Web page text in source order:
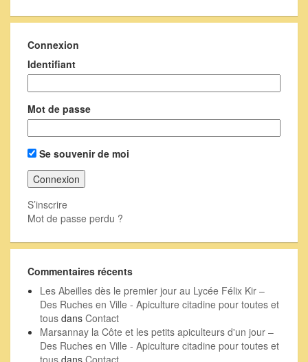
Connexion
Identifiant
Mot de passe
Se souvenir de moi
S’inscrire
Mot de passe perdu ?
Commentaires récents
Les Abeilles dès le premier jour au Lycée Félix Kir –
Des Ruches en Ville - Apiculture citadine pour toutes et
tous dans Contact
Marsannay la Côte et les petits apiculteurs d'un jour –
Des Ruches en Ville - Apiculture citadine pour toutes et